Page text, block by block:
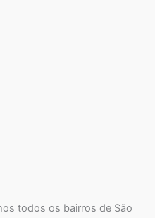
todos os bairros de São